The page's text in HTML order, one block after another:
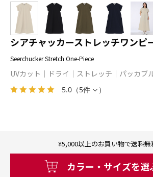
5.0 （5件 ）
シアチャッカーストレッチワンピ
Seerchucker Stretch One-Piece
UVカット ドライ ストレッチ パッカブ
¥5,000以上のお買い物で送料無
カラー・サイズを選